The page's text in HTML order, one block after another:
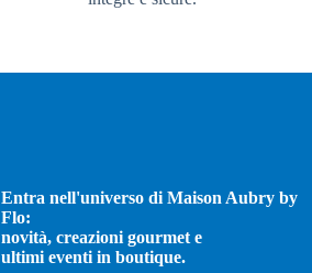
Entra nell'universo di Maison Aubry by
Flo:
novità, creazioni gourmet e
ultimi eventi in boutique.